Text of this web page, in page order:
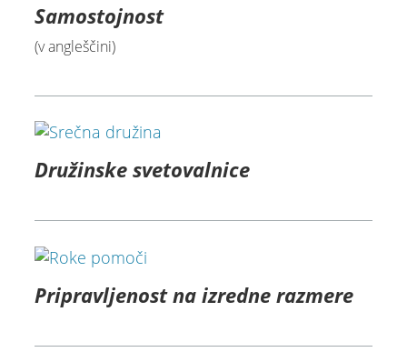
Samostojnost
(v angleščini)
Družinske svetovalnice
Pripravljenost na izredne razmere